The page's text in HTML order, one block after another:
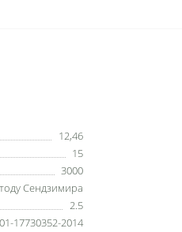
12,46
15
3000
Сендзимира
2.5
17730352-2014